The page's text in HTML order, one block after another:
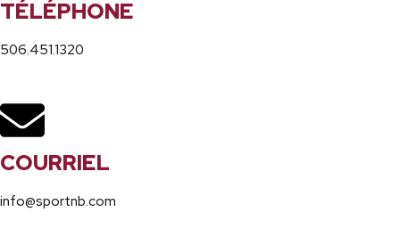
TÉLÉPHONE
506.451.1320
COURRIEL
info@sportnb.com